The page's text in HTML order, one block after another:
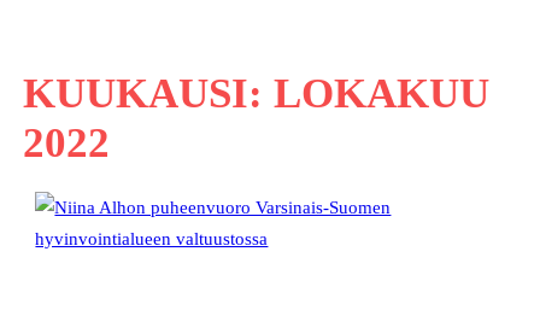
KUUKAUSI: LOKAKUU
2022